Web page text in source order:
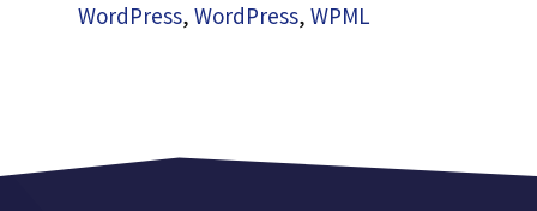
WordPress, WordPress, WPML